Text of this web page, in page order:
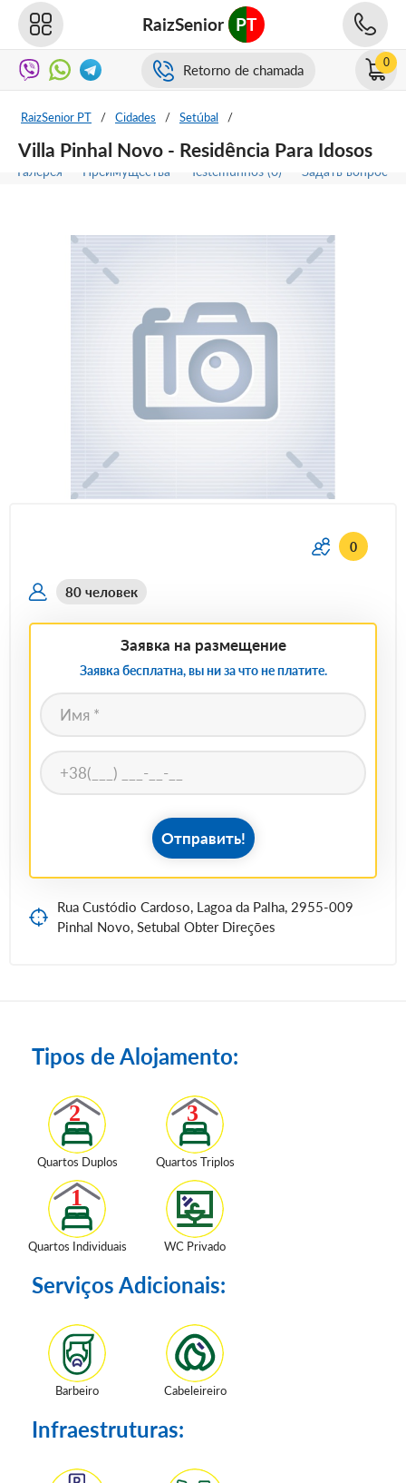
RaizSenior PT
Retorno de chamada 0
RaizSenior PT / Cidades / Setúbal /
Villa Pinhal Novo - Residência Para Idosos
Галерея Преимущества Testemunhos (0) Задать вопрос
0
80 человек
Заявка на размещение
Заявка бесплатна, вы ни за что не платите.
Отправить!
Rua Custódio Cardoso, Lagoa da Palha, 2955-009
Pinhal Novo, Setubal Obter Direções
Tipos de Alojamento:
Quartos Duplos Quartos Triplos
Quartos Individuais WC Privado
Serviços Adicionais:
Barbeiro Cabeleireiro
Infraestruturas: